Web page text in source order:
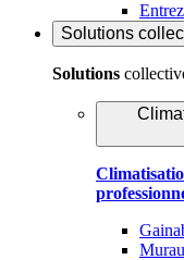
Solutions
Solutions